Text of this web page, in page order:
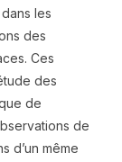
les
des
Ces
des
de
de
d’un même